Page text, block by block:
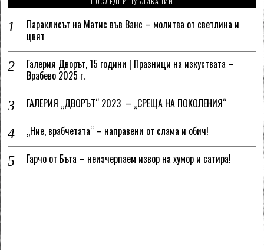
Параклисът на Матис във Ванс – молитва от светлина и
цвят
Галерия Дворът, 15 години | Празници на изкуствата –
Врабево 2025 г.
ГАЛЕРИЯ „ДВОРЪТ“ 2023 – „СРЕЩА НА ПОКОЛЕНИЯ“
„Ние, врабчетата“ – направени от слама и обич!
Гарчо от Бъта – неизчерпаем извор на хумор и сатира!